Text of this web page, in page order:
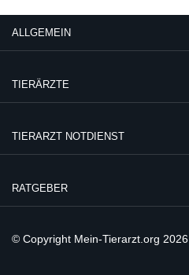
ALLGEMEIN
TIERÄRZTE
TIERARZT NOTDIENST
RATGEBER
© Copyright Mein-Tierarzt.org 2026